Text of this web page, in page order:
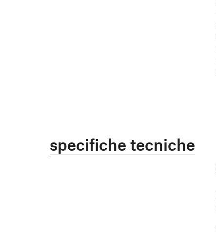
specifiche tecniche